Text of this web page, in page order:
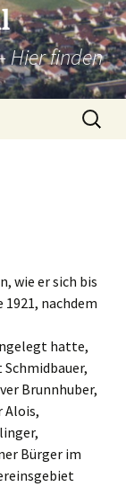
Hier finden
Suchen
nach:
wie er sich bis
nachdem
hatte,
Brunnhuber,
Alois,
Bürger im